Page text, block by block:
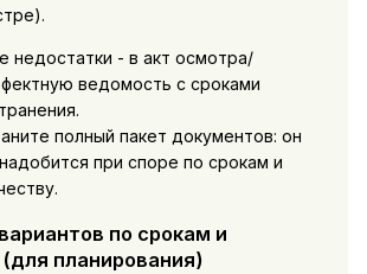
недостатки - в акт осмотра/
ведомость с сроками
полный пакет документов: он
при споре по срокам и
по срокам и
планирования)